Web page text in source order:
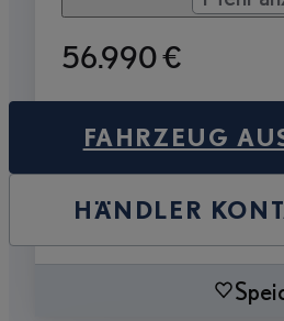
56.990 €
FAHRZEUG
HÄNDLER